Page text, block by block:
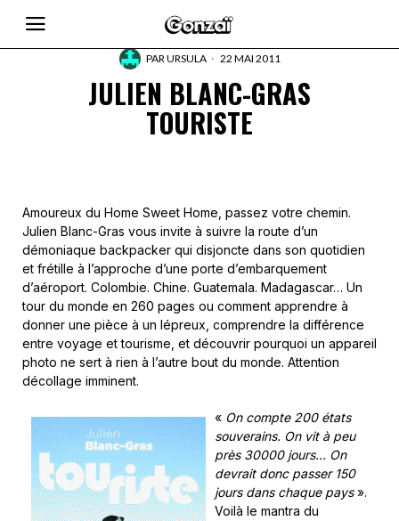
PARURSULA 22 MAI 2011
JULIEN BLANC-GRAS
TOURISTE
Amoureux du Home Sweet Home, passez votre chemin.
Julien Blanc-Gras vous invite à suivre la route d’un
démoniaque backpacker qui disjoncte dans son quotidien
et frétille à l’approche d’une porte d’embarquement
d’aéroport. Colombie. Chine. Guatemala. Madagascar… Un
tour du monde en 260 pages ou comment apprendre à
donner une pièce à un lépreux, comprendre la différence
entre voyage et tourisme, et découvrir pourquoi un appareil
photo ne sert à rien à l’autre bout du monde. Attention
décollage imminent.
« On compte 200 états
souverains. On vit à peu
près 30000 jours… On
devrait donc passer 150
jours dans chaque pays».
Voilà le mantra du